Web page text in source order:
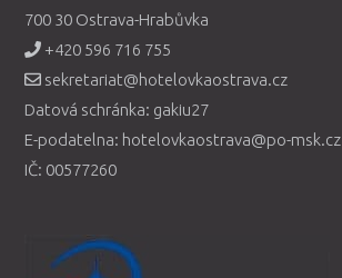
700 30 Ostrava-Hrabůvka
+420 596 716 755
sekretariat@hotelovkaostrava.cz
Datová schránka: gakiu27
E-podatelna: hotelovkaostrava@po-msk.cz
IČ: 00577260